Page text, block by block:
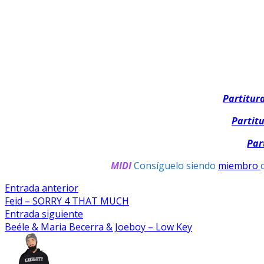
MIDIConsíguelo siendo miembro
Navegación
De
Entradas
Entrada anteriorEntrada
anterior:
Feid – SORRY 4 THAT MUCH
Entrada siguiente
siguiente:
Beéle & Maria Becerra & Joeboy – Low Key